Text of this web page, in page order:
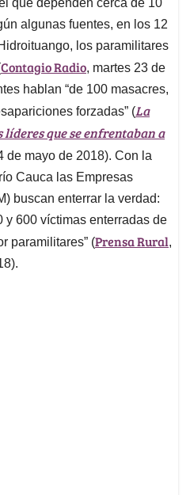
que dependen cerca de 10
algunas fuentes, en los 12
los paramilitares
Contagio Radio, martes 23 de
hablan “de 100 masacres,
forzadas” (La
líderes que se enfrentaban a
de mayo de 2018). Con la
Cauca las Empresas
buscan enterrar la verdad:
y 600 víctimas enterradas de
paramilitares” (Prensa Rural,
).